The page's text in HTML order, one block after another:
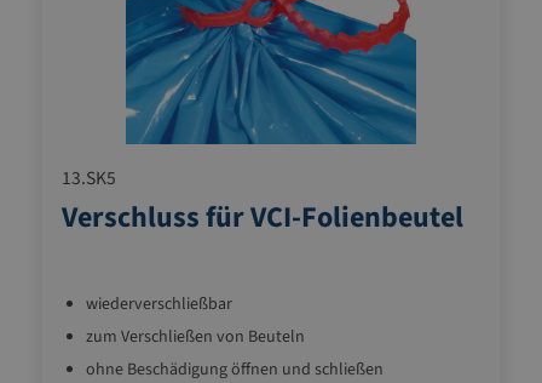
13.SK5
Verschluss für VCI-Folienbeutel
wiederverschließbar
zum Verschließen von Beuteln
ohne Beschädigung öffnen und schließen